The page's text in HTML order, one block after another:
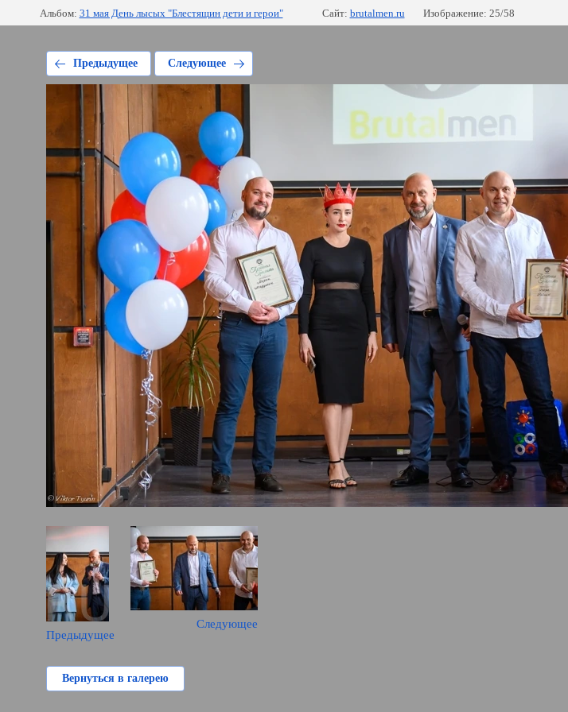
Альбом: 31 мая День лысых "Блестящин дети и герои" Сайт: brutalmen.ru Изображение: 25/58
Предыдущее Следующее
Предыдущее
Следующее
Вернуться в галерею